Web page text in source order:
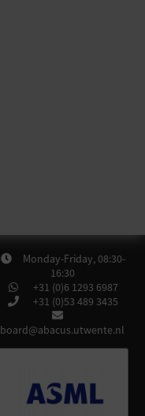
Monday-Friday, 08:30-
16:30
+31 (0)6 1293 6987
+31 (0)53 489 3435
board@abacus.utwente.nl